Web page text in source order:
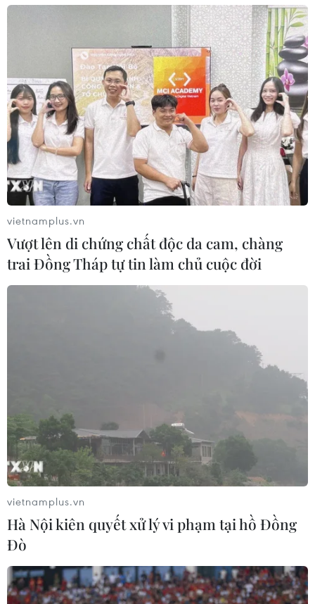
vietnamplus.vn
Vượt lên di chứng chất độc da cam, chàng
trai Đồng Tháp tự tin làm chủ cuộc đời
vietnamplus.vn
Hà Nội kiên quyết xử lý vi phạm tại hồ Đồng
Đò